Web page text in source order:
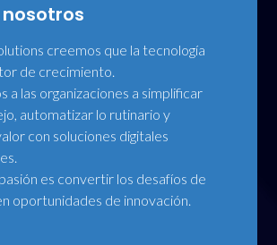
creemos que la tecnología
de crecimiento.
a las organizaciones a simplificar
automatizar lo rutinario y
con soluciones digitales
es convertir los desafíos de
oportunidades de innovación.